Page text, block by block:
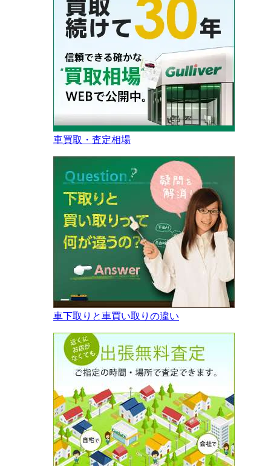
車買取・査定相場
車下取りと車買い取りの違い